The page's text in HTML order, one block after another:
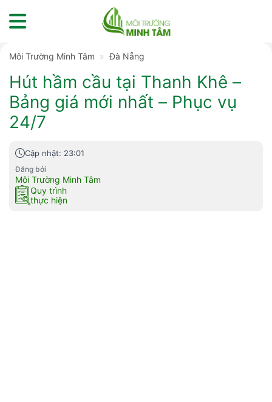
to
Môi Trường Minh Tâm » Đà Nẵng
Hút hầm cầu tại Thanh Khê –
Bảng giá mới nhất – Phục vụ
24/7
Cập nhật: 23:01
Đăng bởi
Môi Trường Minh Tâm
Quy trình
thực hiện